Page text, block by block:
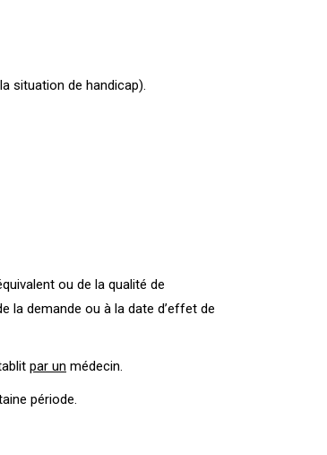
situation de handicap).
ou de la qualité de
la demande ou à la date d’effet de
par un médecin.
période.